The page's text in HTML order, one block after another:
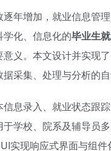
年增加，就业信息管
化、信息化的毕业生
义。本文设计并实现
采集、处理与分析的自
息录入、就业状态跟
学校、院系及辅导员
实现响应式界面与组